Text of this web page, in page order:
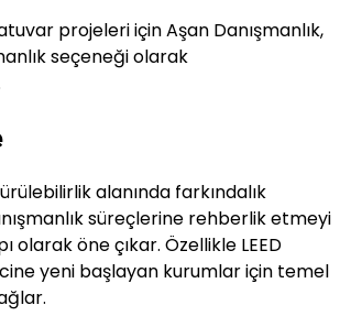
projeleri için Aşan Danışmanlık,
seçeneği olarak
alanında farkındalık
süreçlerine rehberlik etmeyi
olarak öne çıkar. Özellikle LEED
yeni başlayan kurumlar için temel